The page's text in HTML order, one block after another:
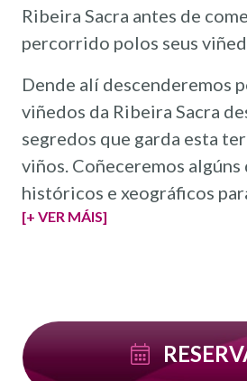
Ribeira Sacra antes de
percorrido polos seus
Dende alí descenderemos
viñedos da Ribeira Sacra
segredos que garda esta
viños. Coñeceremos
históricos e xeográficos
[+ VER MÁIS]